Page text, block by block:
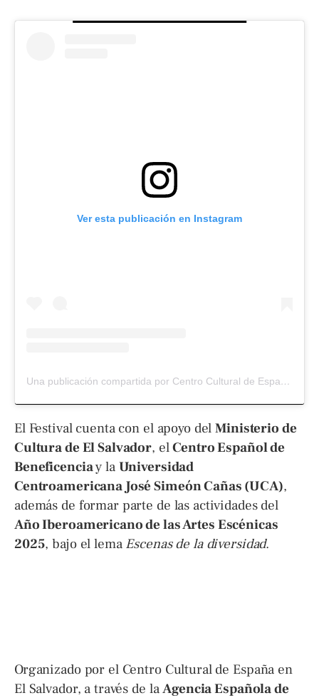
Ver esta publicación en Instagram
Una publicación compartida por Centro Cultural de España SV (@cce_sv)
El Festival cuenta con el apoyo delMinisterio de
Cultura de El Salvador, elCentro Español de
Beneficenciay la Universidad
Centroamericana José Simeón Cañas (UCA),
además de formar parte de las actividades del
Año Iberoamericano de las Artes Escénicas
2025, bajo el lema Escenas de la diversidad.
Organizado por el Centro Cultural de España en
El Salvador, a través de laAgencia Española de